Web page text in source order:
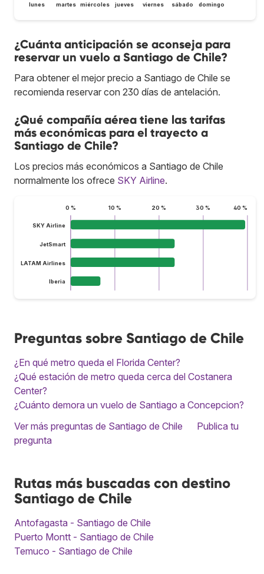
lunes martes miércoles jueves viernes sábado domingo
¿Cuánta anticipación se aconseja para
reservar un vuelo a Santiago de Chile?
Para obtener el mejor precio a Santiago de Chile se
recomienda reservar con 230 días de antelación.
¿Qué compañía aérea tiene las tarifas
más económicas para el trayecto a
Santiago de Chile?
Los precios más económicos a Santiago de Chile
normalmente los ofrece SKY Airline.
0 % 10 % 20 % 30 % 40 %
SKY Airline
JetSmart
LATAM Airlines
Iberia
Preguntas sobre Santiago de Chile
¿En qué metro queda el Florida Center?
¿Qué estación de metro queda cerca del Costanera
Center?
¿Cuánto demora un vuelo de Santiago a Concepcion?
Ver más preguntas de Santiago de Chile
Publica tu
pregunta
Rutas más buscadas con destino
Santiago de Chile
Antofagasta - Santiago de Chile
Puerto Montt - Santiago de Chile
Temuco - Santiago de Chile